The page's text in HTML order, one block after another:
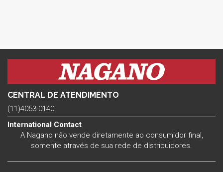
CENTRAL DE ATENDIMENTO
(11)4053-0140
International Contact
A Nagano não vende diretamente ao consumidor final,
somente através de sua rede de distribuidores.